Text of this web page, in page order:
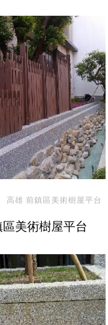
高雄 前鎮區美術樹屋平台
美術樹屋平台